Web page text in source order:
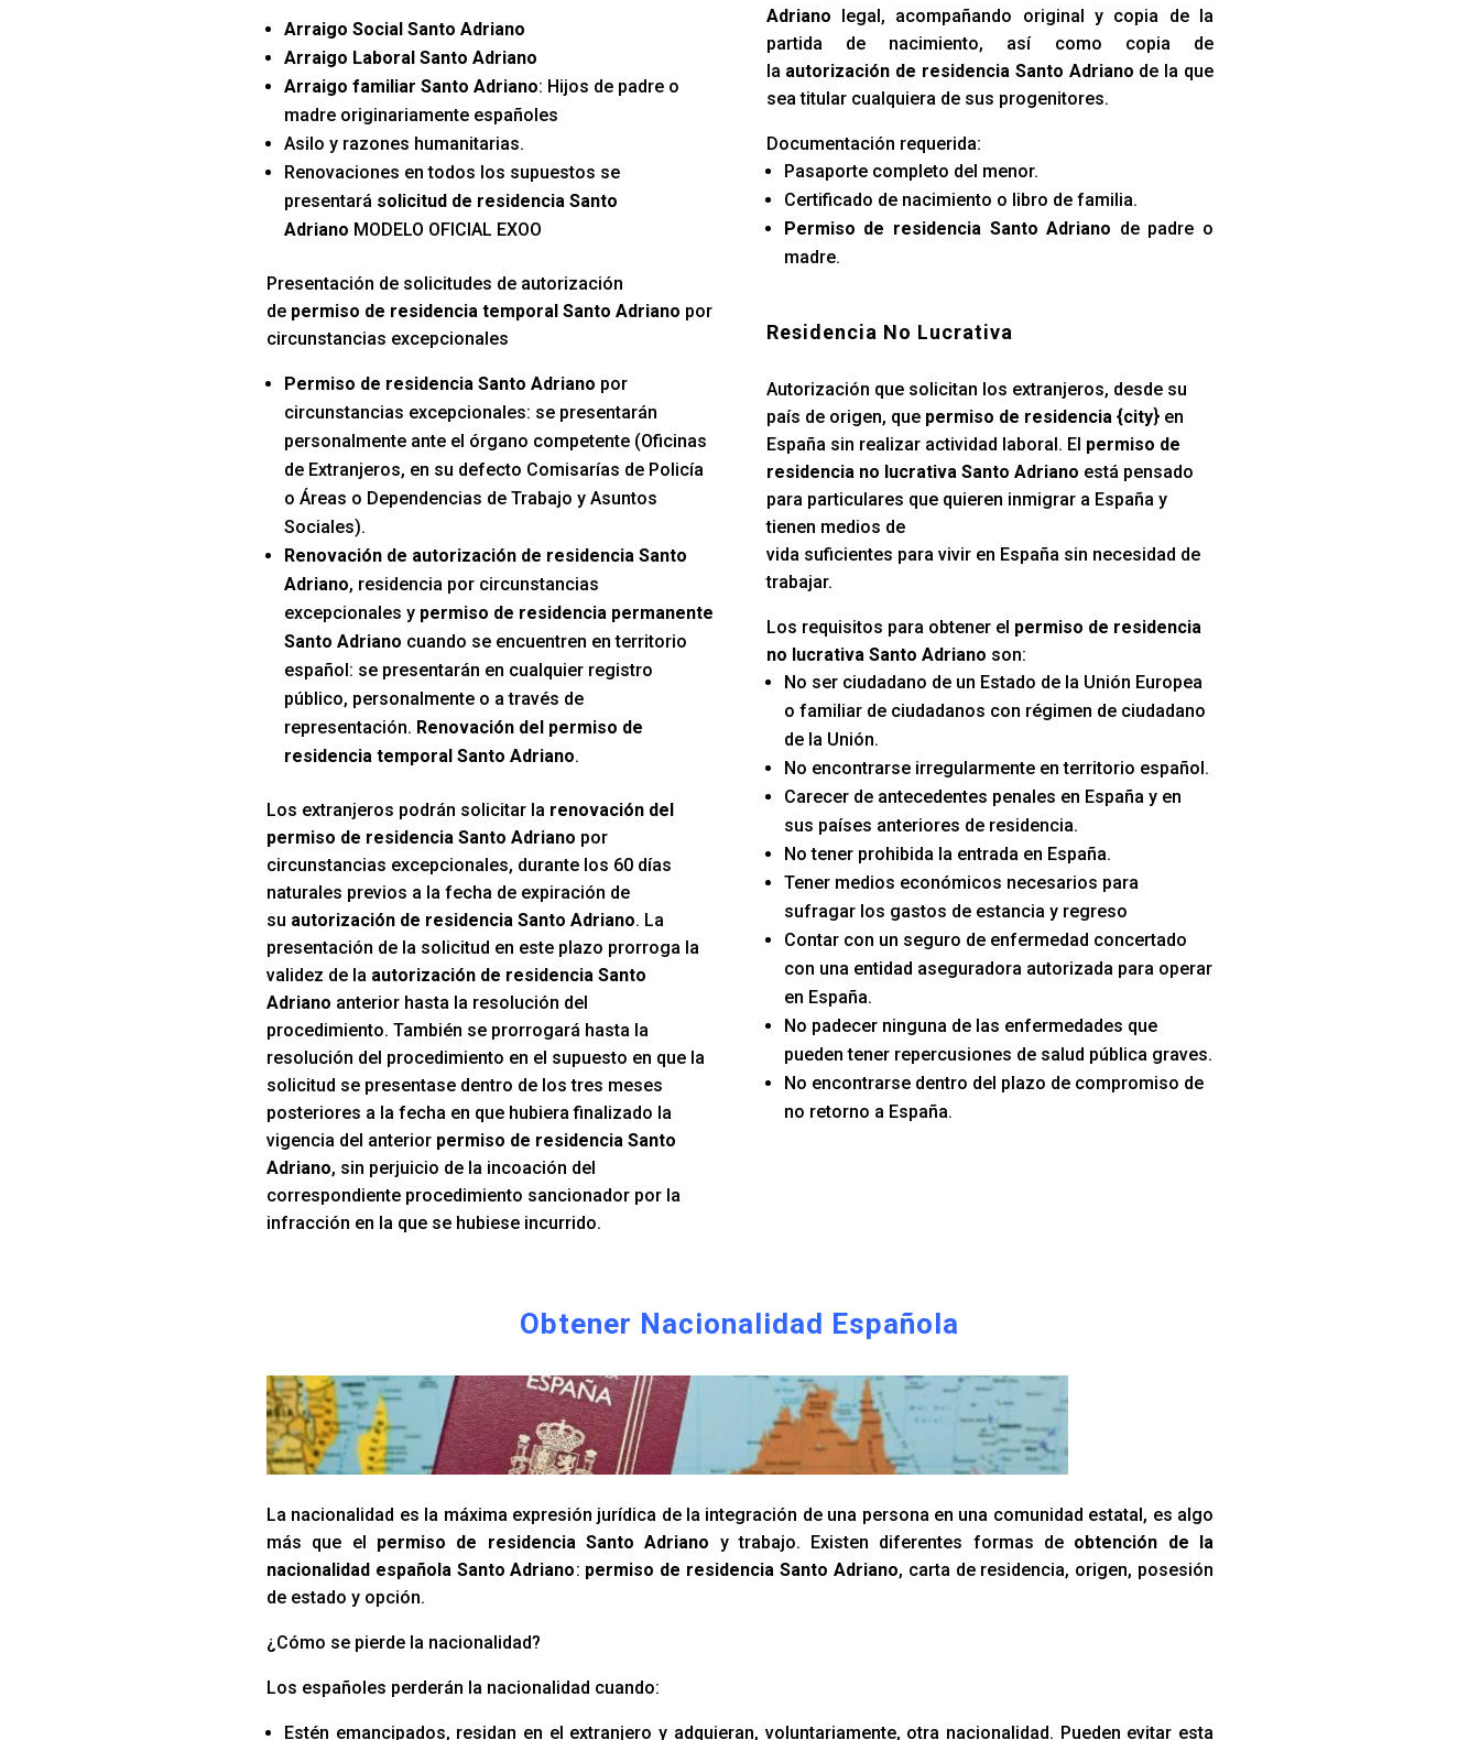
Arraigo Social Santo Adriano
Arraigo Laboral Santo Adriano
Arraigo familiar Santo Adriano: Hijos de padre o
madre originariamente españoles
Asilo y razones humanitarias.
Renovaciones en todos los supuestos se
presentará solicitud de residencia Santo
Adriano MODELO OFICIAL EXOO
Presentación de solicitudes de autorización
depermiso de residencia temporal Santo Adriano por
circunstancias excepcionales
Permiso de residencia Santo Adriano por
circunstancias excepcionales: se presentarán
personalmente ante el órgano competente (Oficinas
de Extranjeros, en su defecto Comisarías de Policía
o Áreas o Dependencias de Trabajo y Asuntos
Sociales).
Renovación de autorización de residencia Santo
Adriano, residencia por circunstancias
excepcionales y permiso de residencia permanente
Santo Adriano cuando se encuentren en territorio
español: se presentarán en cualquier registro
público, personalmente o a través de
representación. Renovación del permiso de
residencia temporal Santo Adriano.
Los extranjeros podrán solicitar la renovación del
permiso de residencia Santo Adriano por
circunstancias excepcionales, durante los 60 días
naturales previos a la fecha de expiración de
su autorización de residencia Santo Adriano. La
presentación de la solicitud en este plazo prorroga la
validez de la autorización de residencia Santo
Adriano anterior hasta la resolución del
procedimiento. También se prorrogará hasta la
resolución del procedimiento en el supuesto en que la
solicitud se presentase dentro de los tres meses
posteriores a la fecha en que hubiera finalizado la
vigencia del anterior permiso de residencia Santo
Adriano, sin perjuicio de la incoación del
correspondiente procedimiento sancionador por la
infracción en la que se hubiese incurrido.
Adriano legal, acompañando original y copia de la
partida de nacimiento, así como copia de
la autorización de residencia Santo Adriano de la que
sea titular cualquiera de sus progenitores.
Documentación requerida:
Pasaporte completo del menor.
Certificado de nacimiento o libro de familia.
Permiso de residencia Santo Adriano de padre o
madre.
Residencia No Lucrativa
Autorización que solicitan los extranjeros, desde su
país de origen, que permiso de residencia {city} en
España sin realizar actividad laboral. El permiso de
residencia no lucrativa Santo Adriano está pensado
para particulares que quieren inmigrar a España y
tienen medios de
vida suficientes para vivir en España sin necesidad de
trabajar.
Los requisitos para obtener el permiso de residencia
no lucrativa Santo Adriano son:
No ser ciudadano de un Estado de la Unión Europea
o familiar de ciudadanos con régimen de ciudadano
de la Unión.
No encontrarse irregularmente en territorio español.
Carecer de antecedentes penales en España y en
sus países anteriores de residencia.
No tener prohibida la entrada en España.
Tener medios económicos necesarios para
sufragar los gastos de estancia y regreso
Contar con un seguro de enfermedad concertado
con una entidad aseguradora autorizada para operar
en España.
No padecer ninguna de las enfermedades que
pueden tener repercusiones de salud pública graves.
No encontrarse dentro del plazo de compromiso de
no retorno a España.
Obtener Nacionalidad Española
La nacionalidad es la máxima expresión jurídica de la integración de una persona en una comunidad estatal, es algo
más que el permiso de residencia Santo Adriano y trabajo. Existen diferentes formas de obtención de la
nacionalidad española Santo Adriano: permiso de residencia Santo Adriano, carta de residencia, origen, posesión
de estado y opción.
¿Cómo se pierde la nacionalidad?
Los españoles perderán la nacionalidad cuando:
Estén emancipados, residan en el extranjero y adquieran, voluntariamente, otra nacionalidad. Pueden evitar esta